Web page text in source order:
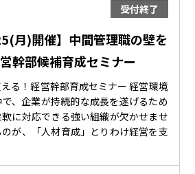
受付終了
月)開催】中間管理職の壁を
幹部候補育成セミナー
る！経営幹部育成セミナー 経営環境
、企業が持続的な成長を遂げるため
に対応できる強い組織が欠かせませ
が、「人材育成」とりわけ経営を支